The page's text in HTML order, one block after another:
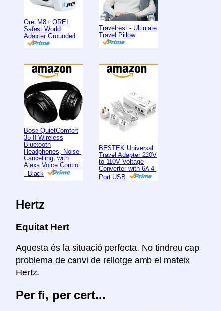
Orei M8+ OREI
Safest World
Adapter Grounded
Travelrest - Ultimate
Travel Pillow
Bose QuietComfort
35 II Wireless
Bluetooth
Headphones, Noise-
Cancelling, with
Alexa Voice Control
- Black
BESTEK Universal
Travel Adapter 220V
to 110V Voltage
Converter with 6A 4-
Port USB
Hertz
Equitat Hert
Aquesta és la situació perfecta. No tindreu cap
problema de canvi de rellotge amb el mateix
Hertz.
Per fi, per cert...